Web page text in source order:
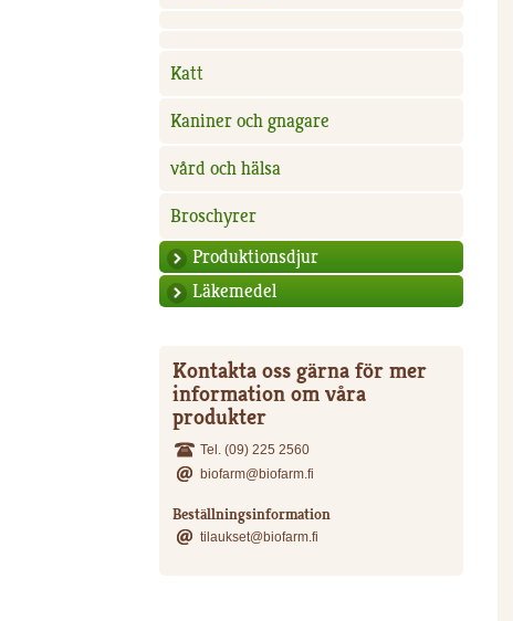
Katt
Kaniner och gnagare
vård och hälsa
Broschyrer
Produktionsdjur
Läkemedel
Kontakta oss gärna för mer
information om våra
produkter
Tel. (09) 225 2560
biofarm@biofarm.fi
Beställningsinformation
tilaukset@biofarm.fi